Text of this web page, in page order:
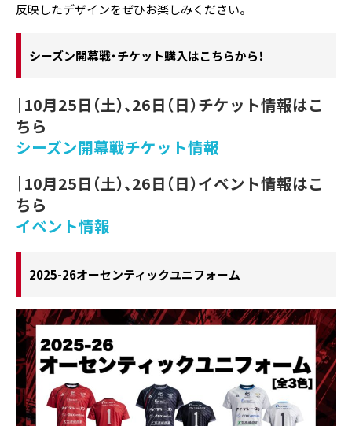
反映したデザインをぜひお楽しみください。
シーズン開幕戦・チケット購入はこちらから！
｜10月25日（土）、26日（日）チケット情報はこ
ちら
シーズン開幕戦チケット情報
｜10月25日（土）、26日（日）イベント情報はこ
ちら
イベント情報
2025-26オーセンティックユニフォーム